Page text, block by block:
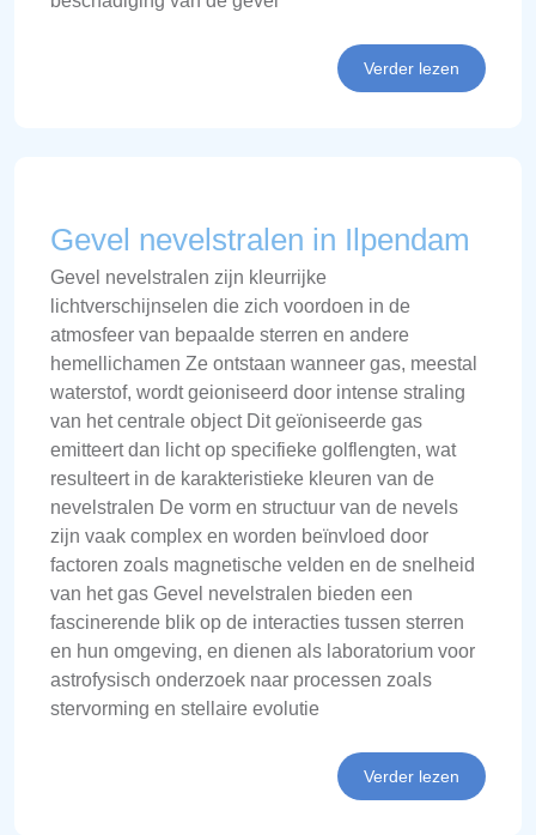
Verder lezen
Gevel nevelstralen in Ilpendam
Gevel nevelstralen zijn kleurrijke
lichtverschijnselen die zich voordoen in de
atmosfeer van bepaalde sterren en andere
hemellichamen Ze ontstaan wanneer gas, meestal
waterstof, wordt geioniseerd door intense straling
van het centrale object Dit geïoniseerde gas
emitteert dan licht op specifieke golflengten, wat
resulteert in de karakteristieke kleuren van de
nevelstralen De vorm en structuur van de nevels
zijn vaak complex en worden beïnvloed door
factoren zoals magnetische velden en de snelheid
van het gas Gevel nevelstralen bieden een
fascinerende blik op de interacties tussen sterren
en hun omgeving, en dienen als laboratorium voor
astrofysisch onderzoek naar processen zoals
stervorming en stellaire evolutie
Verder lezen